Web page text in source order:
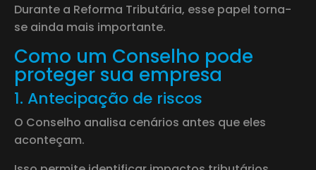
Durante a Reforma Tributária, esse papel torna-
se ainda mais importante.
Como um Conselho pode
proteger sua empresa
1. Antecipação de riscos
O Conselho analisa cenários antes que eles
aconteçam.